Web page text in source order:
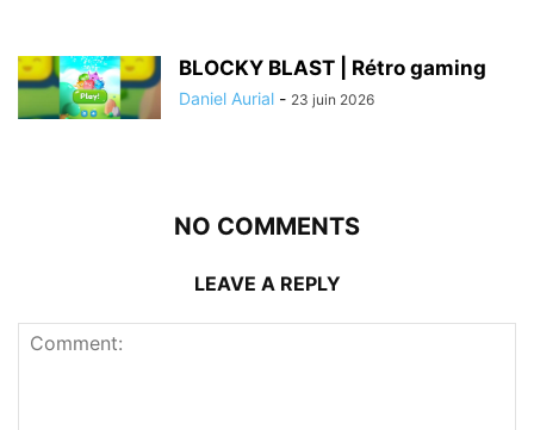
BLOCKY BLAST | Rétro gaming
Daniel Aurial - 23 juin 2026
NO COMMENTS
LEAVE A REPLY